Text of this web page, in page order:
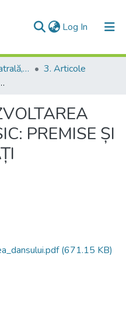
Log In (current)
3. Facultatea Artă Teatrală, Coregrafică şi Multimedia
3. Articole
PREMISE ȘI PARTICULARITĂȚI
PREMISE ȘI
(671.15 KB)